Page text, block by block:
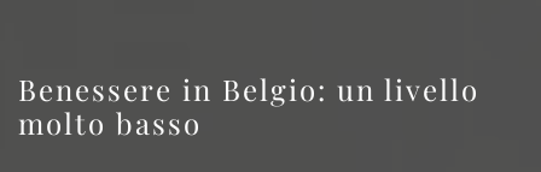
Benessere in Belgio: un livello
molto basso